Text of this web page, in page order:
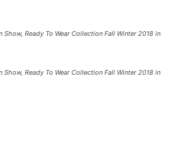
Show, Ready To Wear Collection Fall Winter 2018 in
Show, Ready To Wear Collection Fall Winter 2018 in